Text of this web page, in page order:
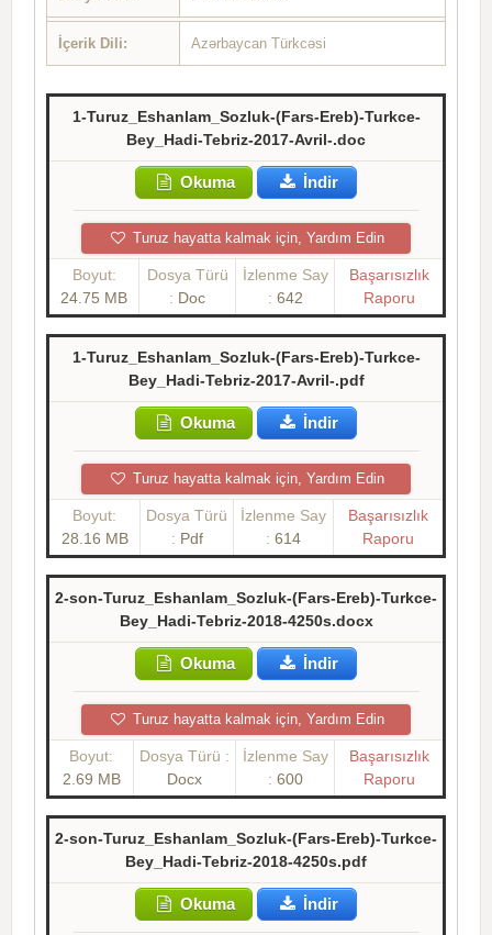
İçerik Dili: Azərbaycan Türkcəsi
1-Turuz_Eshanlam_Sozluk-(Fars-Ereb)-Turkce-
Bey_Hadi-Tebriz-2017-Avril-.doc
Okuma İndir
Turuz hayatta kalmak için, Yardım Edin
Boyut:
24.75 MB
Dosya Türü
: Doc
İzlenme Say
: 642
Başarısızlık
Raporu
1-Turuz_Eshanlam_Sozluk-(Fars-Ereb)-Turkce-
Bey_Hadi-Tebriz-2017-Avril-.pdf
Okuma İndir
Turuz hayatta kalmak için, Yardım Edin
Boyut:
28.16 MB
Dosya Türü
: Pdf
İzlenme Say
: 614
Başarısızlık
Raporu
2-son-Turuz_Eshanlam_Sozluk-(Fars-Ereb)-Turkce-
Bey_Hadi-Tebriz-2018-4250s.docx
Okuma İndir
Turuz hayatta kalmak için, Yardım Edin
Boyut:
2.69 MB
Dosya Türü :
Docx
İzlenme Say
: 600
Başarısızlık
Raporu
2-son-Turuz_Eshanlam_Sozluk-(Fars-Ereb)-Turkce-
Bey_Hadi-Tebriz-2018-4250s.pdf
Okuma İndir